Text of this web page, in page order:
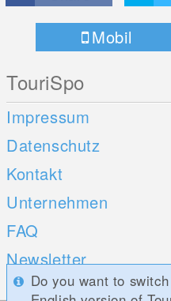
Mobil
TouriSpo
Impressum
Datenschutz
Kontakt
Unternehmen
FAQ
Newsletter
Umfragen
Do you want to